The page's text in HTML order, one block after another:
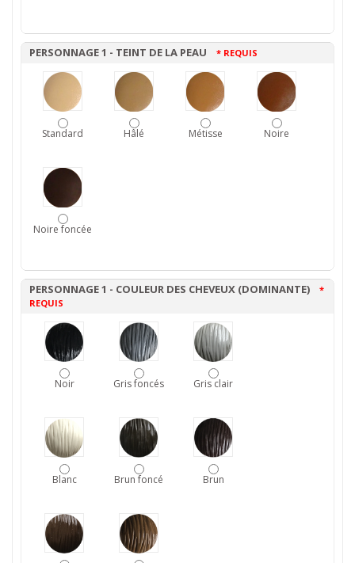
PERSONNAGE 1 - TEINT DE LA PEAU * REQUIS
Standard Hâlé Métisse Noire
Noire foncée
PERSONNAGE 1 - COULEUR DES CHEVEUX (DOMINANTE) *
REQUIS
Noir Gris foncés Gris clair
Blanc Brun foncé Brun